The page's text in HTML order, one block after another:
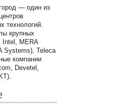
— один из
технологий.
крупных
Intel, MERA
Systems), Teleca
компании
Devetel,